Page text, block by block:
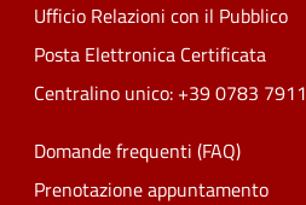
Ufficio Relazioni con il Pubblico
Posta Elettronica Certificata
Centralino unico: +39 0783 7911
Domande frequenti (FAQ)
Prenotazione appuntamento